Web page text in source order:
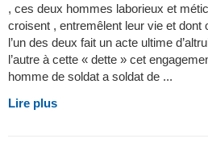
, ces deux hommes laborieux et
croisent , entremêlent leur vie et dont
l’un des deux fait un acte ultime
l’autre à cette « dette » cet
homme de soldat a soldat de ...
Lire plus